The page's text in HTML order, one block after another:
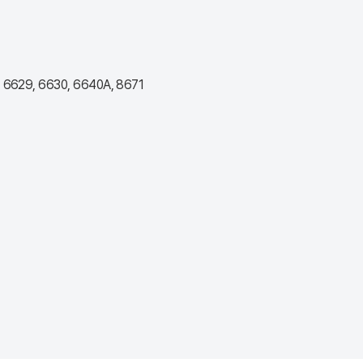
6629, 6630, 6640A, 8671